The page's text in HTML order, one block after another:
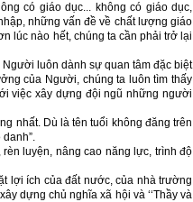
có giáo dục... không có giáo dục,
những vấn đề về chất lượng giáo
lúc nào hết, chúng ta cần phải trở lại
luôn dành sự quan tâm đặc biệt
của Người, chúng ta luôn tìm thấy
việc xây dựng đội ngũ những người
nhất. Dù là tên tuổi không đăng trên
luyện, nâng cao năng lực, trình độ
lợi ích của đất nước, của nhà trường
dựng chủ nghĩa xã hội và ‘‘Thầy và